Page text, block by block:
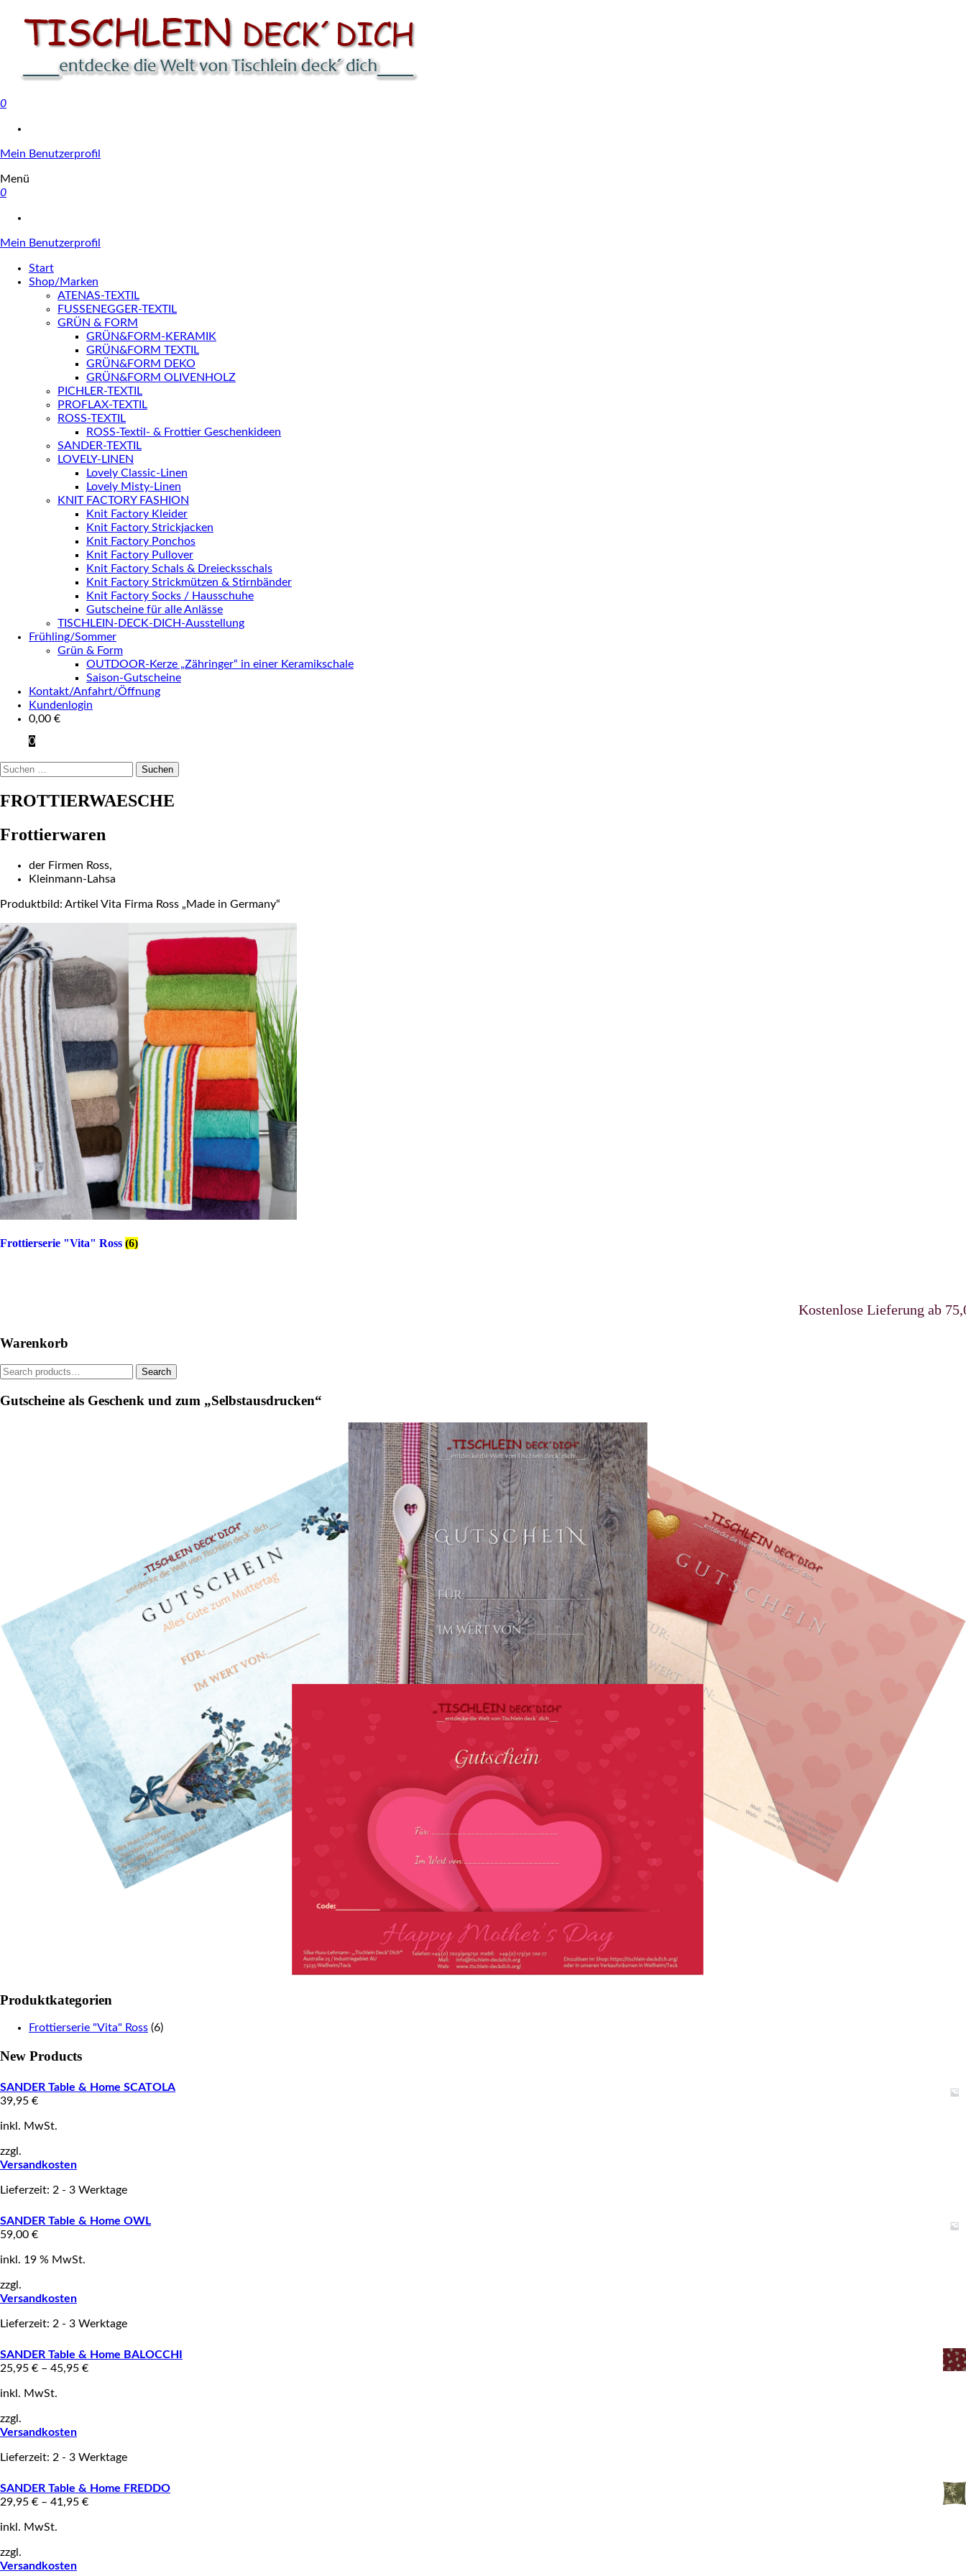
0
Mein Benutzerprofil
Menü
0
Mein Benutzerprofil
Start
Shop/Marken
ATENAS-TEXTIL
FUSSENEGGER-TEXTIL
GRÜN & FORM
GRÜN&FORM-KERAMIK
GRÜN&FORM TEXTIL
GRÜN&FORM DEKO
GRÜN&FORM OLIVENHOLZ
PICHLER-TEXTIL
PROFLAX-TEXTIL
ROSS-TEXTIL
ROSS-Textil- & Frottier Geschenkideen
SANDER-TEXTIL
LOVELY-LINEN
Lovely Classic-Linen
Lovely Misty-Linen
KNIT FACTORY FASHION
Knit Factory Kleider
Knit Factory Strickjacken
Knit Factory Ponchos
Knit Factory Pullover
Knit Factory Schals & Dreiecksschals
Knit Factory Strickmützen & Stirnbänder
Knit Factory Socks / Hausschuhe
Gutscheine für alle Anlässe
TISCHLEIN-DECK-DICH-Ausstellung
Frühling/Sommer
Grün & Form
OUTDOOR-Kerze „Zähringer“ in einer Keramikschale
Saison-Gutscheine
Kontakt/Anfahrt/Öffnung
Kundenlogin
0,00 €
0
Suchen
FROTTIERWAESCHE
Frottierwaren
der Firmen Ross,
Kleinmann-Lahsa
Produktbild: Artikel Vita Firma Ross „Made in Germany“
Frottierserie "Vita" Ross (6)
Kostenlose Lieferung ab 75,00
Warenkorb
Search
Search
Gutscheine als Geschenk und zum „Selbstausdrucken“
Produktkategorien
Frottierserie "Vita" Ross (6)
New Products
SANDER Table & Home SCATOLA
39,95 €
inkl. MwSt.
zzgl.
Versandkosten
Lieferzeit: 2 - 3 Werktage
SANDER Table & Home OWL
59,00 €
inkl. 19 % MwSt.
zzgl.
Versandkosten
Lieferzeit: 2 - 3 Werktage
SANDER Table & Home BALOCCHI
25,95 € – 45,95 €
inkl. MwSt.
zzgl.
Versandkosten
Lieferzeit: 2 - 3 Werktage
SANDER Table & Home FREDDO
29,95 € – 41,95 €
inkl. MwSt.
zzgl.
Versandkosten